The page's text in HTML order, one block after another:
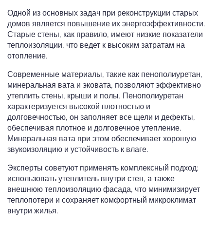
Одной из основных задач при реконструкции старых
домов является повышение их энергоэффективности.
Старые стены, как правило, имеют низкие показатели
теплоизоляции, что ведет к высоким затратам на
отопление.
Современные материалы, такие как пенополиуретан,
минеральная вата и эковата, позволяют эффективно
утеплить стены, крыши и полы. Пенополиуретан
характеризуется высокой плотностью и
долговечностью, он заполняет все щели и дефекты,
обеспечивая плотное и долговечное утепление.
Минеральная вата при этом обеспечивает хорошую
звукоизоляцию и устойчивость к влаге.
Эксперты советуют применять комплексный подход:
использовать утеплитель внутри стен, а также
внешнюю теплоизоляцию фасада, что минимизирует
теплопотери и сохраняет комфортный микроклимат
внутри жилья.